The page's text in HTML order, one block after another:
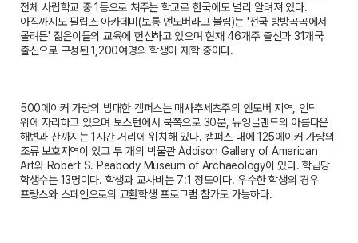
전체 사립학교 중 1등으로 쳐주는 학교로 한국에도 널리 알려져 있다.
아직까지도 필립스 아카데미(보통 앤도버라고 불림)는 '전국 방방곡곡에서
몰려든' 젊은이들의 교육에 헌신하고 있으며 현재 46개주 출신과 31개국
출신으로 구성된 1,200여명의 학생이 재학 중이다.
500에이커 가량의 방대한 캠퍼스는 매사추세츠주의 앤도버 지역, 언덕
위에 자리하고 있으며 보스턴에서 북쪽으로 30분, 뉴잉글랜드의 아름다운
해변과 산까지는 1시간 거리에 위치해 있다. 캠퍼스 내에 125에이커 가량의
조류 보호지역이 있고 두 개의 박물관 Addison Gallery of American
Art와 Robert S. Peabody Museum of Archaeology이 있다. 학급당
학생수는 13명이다. 학생과 교사비는 7:1 정도이다. 우수한 학생의 경우
프랑스와 스페인으로의 교환학생 프로그램 참가도 가능하다.